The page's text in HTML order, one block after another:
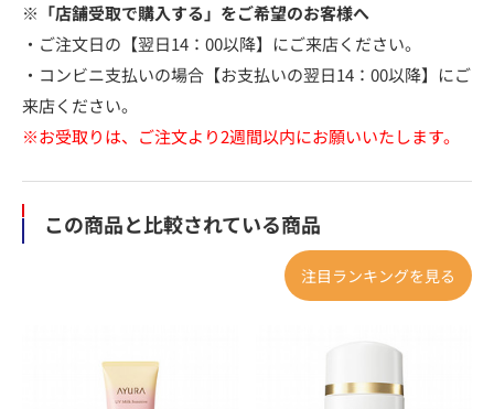
※「店舗受取で購入する」をご希望のお客様へ
・ご注文日の【翌日14：00以降】にご来店ください。
・コンビニ支払いの場合【お支払いの翌日14：00以降】にご
来店ください。
※お受取りは、ご注文より2週間以内にお願いいたします。
この商品と比較されている商品
注目ランキングを見る